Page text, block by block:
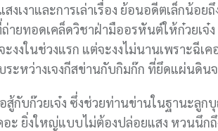
งเงาและการเล่าเรื่อง ย้อนอดีตเล็กน้อย
ายทอดเคล็ดวิชาฝ่ามืออรหันต์ให้ก๋วยเจ๋
งงในช่วงแรก แต่จะงงไม่นานเพราะฉีเ
ะหว่างเจงกีสข่านกับกิมก๊ก ที่ยึดแผ่นดิน
กับก๊วยเจ๋ง ซึ่งช่วยท่านข่านในฐานะลูก
อะ ยิ่งใหญ่แบบไม่ต้องปล่อยแสง หวนนึก